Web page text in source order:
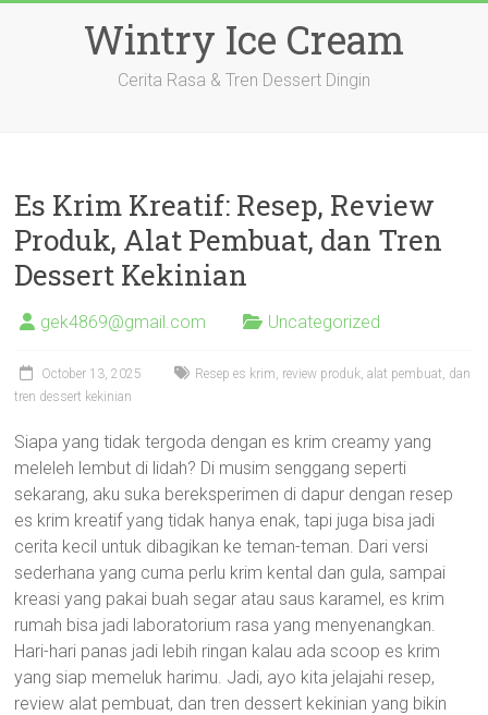
Wintry Ice Cream
Cerita Rasa & Tren Dessert Dingin
Es Krim Kreatif: Resep, Review
Produk, Alat Pembuat, dan Tren
Dessert Kekinian
gek4869@gmail.com Uncategorized
October 13, 2025
Resep es krim, review produk, alat pembuat, dan
tren dessert kekinian
Siapa yang tidak tergoda dengan es krim creamy yang
meleleh lembut di lidah? Di musim senggang seperti
sekarang, aku suka bereksperimen di dapur dengan resep
es krim kreatif yang tidak hanya enak, tapi juga bisa jadi
cerita kecil untuk dibagikan ke teman-teman. Dari versi
sederhana yang cuma perlu krim kental dan gula, sampai
kreasi yang pakai buah segar atau saus karamel, es krim
rumah bisa jadi laboratorium rasa yang menyenangkan.
Hari-hari panas jadi lebih ringan kalau ada scoop es krim
yang siap memeluk harimu. Jadi, ayo kita jelajahi resep,
review alat pembuat, dan tren dessert kekinian yang bikin